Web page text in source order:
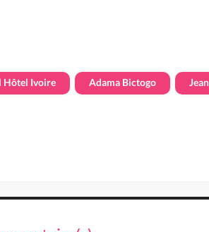
Hôtel Ivoire Adama Bictogo